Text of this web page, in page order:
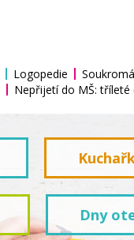
Logopedie
Nepřijetí do MŠ: tříleté
Dny